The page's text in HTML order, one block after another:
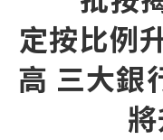
轉按計算
置業預算
定按比例
高 三大銀